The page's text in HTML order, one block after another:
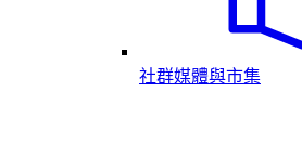
社群媒體與市集